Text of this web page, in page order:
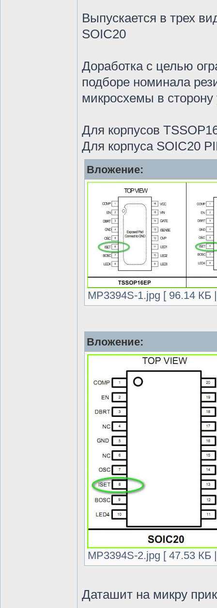
Выпускается в трех
SOIC20
Доработка с целью
подборе номинала
микросхемы в сторону
Для корпусов
Для корпуса SOIC20
Вложение:
MP3394S-1.jpg [ 96.14 КБ
Вложение:
MP3394S-2.jpg [ 47.53 КБ
Даташит на микру